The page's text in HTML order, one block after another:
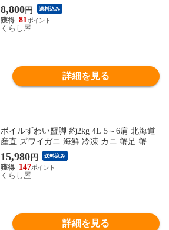
道 産直 ご当地 お取り寄せ グルメ 夏ギフ
ト 冬ギフト 同梱不可
8,800円 送料込み
81
くらし屋
詳細を見る
ボイルずわい蟹脚 約2kg 4L 5～6肩 北海道
産直 ズワイガニ 海鮮 冷凍 カニ 蟹足 蟹肩
お取り寄せ グルメ 夏ギフト 冬ギフト 同梱
不可
15,980円 送料込み
147
くらし屋
詳細を見る